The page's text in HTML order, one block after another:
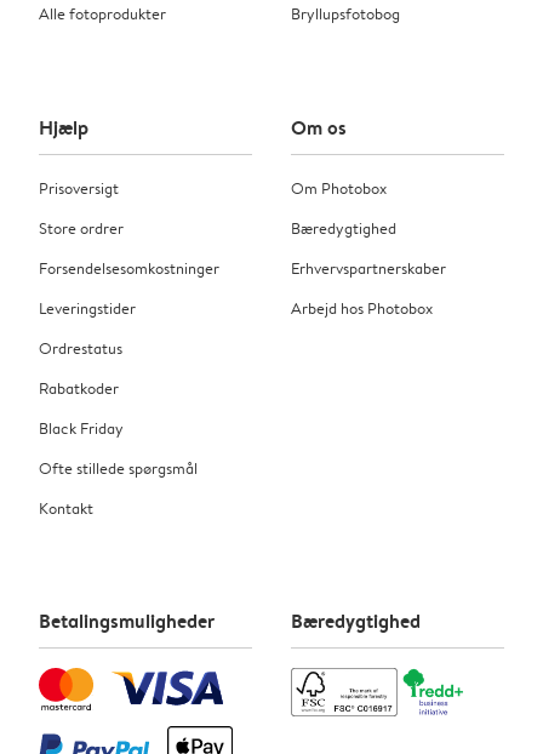
Alle fotoprodukter
Bryllupsfotobog
Hjælp
Prisoversigt
Store ordrer
Forsendelsesomkostninger
Leveringstider
Ordrestatus
Rabatkoder
Black Friday
Ofte stillede spørgsmål
Kontakt
Om os
Om Photobox
Bæredygtighed
Erhvervspartnerskaber
Arbejd hos Photobox
Betalingsmuligheder Bæredygtighed